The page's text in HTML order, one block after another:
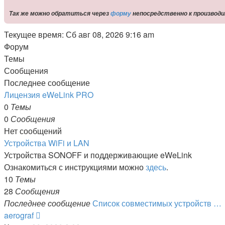
Так же можно обратиться черезформунепосредственно к
Текущее время: Сб авг 08, 2026 9:16 am
Форум
Темы
Сообщения
Последнее сообщение
Лицензия eWeLink PRO
0 Темы
0 Сообщения
Нет сообщений
Устройства WiFi и LAN
Устройства SONOFF и поддерживающие eWeLink
Ознакомиться с инструкциями можноздесь.
10 Темы
28 Сообщения
Последнее сообщениеСписок совместимых устройств …
aerograf